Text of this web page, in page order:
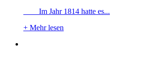
Im Jahr 1814 hatte es...
+ Mehr lesen